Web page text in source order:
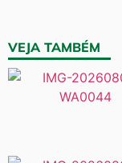
VEJA TAMBÉM